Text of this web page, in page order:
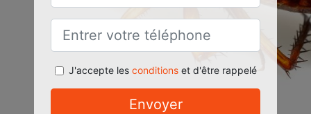
J'accepte les conditionset d'être rappelé
Envoyer